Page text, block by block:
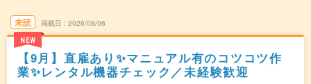
未読
NEW
掲載日 2026/08/06
【9月】直雇あり✨マニュアル有のコツコツ作
業✨レンタル機器チェック／未経験歓迎